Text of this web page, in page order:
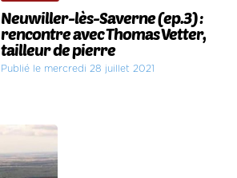
Neuwiller-lès-Saverne (ep.3) :
rencontre avec Thomas Vetter,
tailleur de pierre
Publié le mercredi 28 juillet 2021